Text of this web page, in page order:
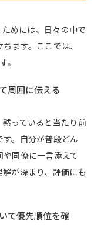
めには、日々の中で
ます。ここでは、
。
周囲に伝える
っていると当たり前
。自分が普段どん
同僚に一言添えて
が深まり、評価にも
て優先順位を確